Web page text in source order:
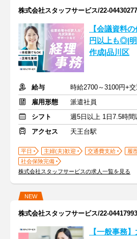
株式会社スタッフサービス/22-04430277
【会議資料
円以上も◎|
作成|品川区
給与
時給2700～3100円+
雇用形態
派遣社員
シフト
週5日以上 1日7.5時間
アクセス
天王台駅
平日 主婦(夫)歓迎 交通費支給
履
社会保険完備
株式会社スタッフサービスの求人一覧を見る
NEW
株式会社スタッフサービス/22-04417993
【一般事務